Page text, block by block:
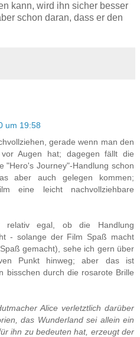
kann, wird ihn sicher besser
schon daran, dass er den
um 19:58
gerade wenn man den
vor Augen hat; dagegen fällt die
"Hero's Journey"-Handlung schon
aber auch gelegen kommen;
eine leicht nachvollziehbare
egal, ob die Handlung
- solange der Film Spaß macht
gemacht), sehe ich gern über
Punkt hinweg; aber das ist
bisschen durch die rosarote Brille
Alice verletztlich darüber
das Wunderland sei allein ein
ihn zu bedeuten hat, erzeugt der